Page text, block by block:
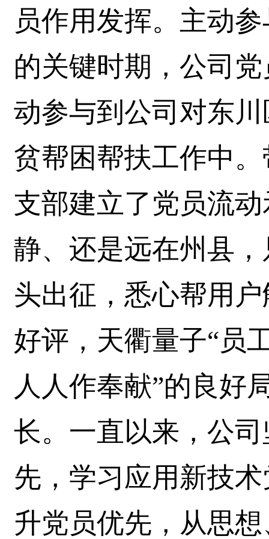
员作用发挥。主动
的关键时期，公司
动参与到公司对东
贫帮困帮扶工作中
支部建立了党员流
静、还是远在州县
头出征，悉心帮用
好评，天衢量子“员
人人作奉献”的良好
长。一直以来，公
先，学习应用新技
升党员优先，从思